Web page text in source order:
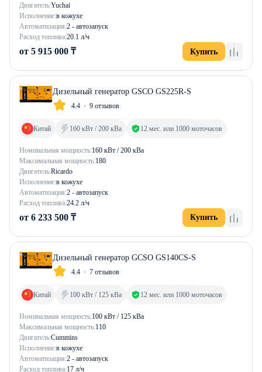
Двигатель:Yuchai
Исполнение:в кожухе
Автоматизация:2 - автозапуск
Расход топлива:20.1 л/ч
от 5 915 000 ₸ Купить
Дизельный генератор GSCO GS225R-S
4.4 9 отзывов
Номинальная мощность:160 кВт / 200 кВа
Максимальная мощность:180
Двигатель:Ricardo
Исполнение:в кожухе
Автоматизация:2 - автозапуск
Расход топлива:24.2 л/ч
Китай 160 кВт / 200 кВа 12 мес. или 1000 моточасов
от 6 233 500 ₸ Купить
Дизельный генератор GCSO GS140CS-S
4.4 7 отзывов
Номинальная мощность:100 кВт / 125 кВа
Максимальная мощность:110
Двигатель:Cummins
Исполнение:в кожухе
Автоматизация:2 - автозапуск
Расход топлива:17 л/ч
Китай 100 кВт / 125 кВа 12 мес. или 1000 моточасов